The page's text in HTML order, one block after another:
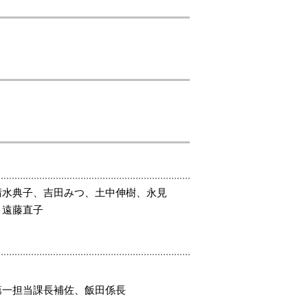
典子、吉田みつ、土中伸樹、永見
藤直子
担当課長補佐、飯田係長